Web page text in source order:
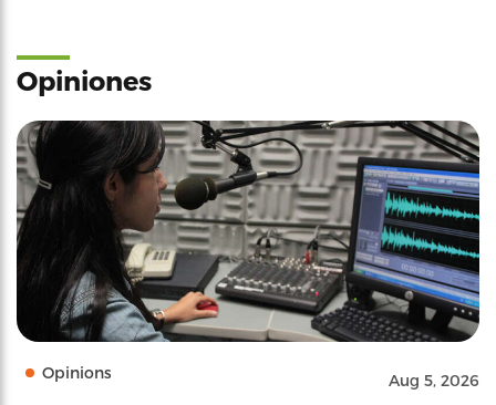
Opiniones
Opinions Aug 5, 2026